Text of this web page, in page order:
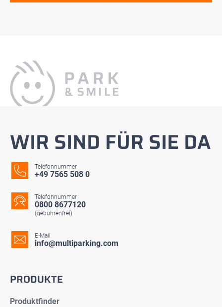
WIR SIND FÜR SIE DA
Telefonnummer
+49 7565 508 0
Telefonnummer
0800 8677120
(gebührenfrei)
E-Mail
info@multiparking.com
PRODUKTE
Produktfinder